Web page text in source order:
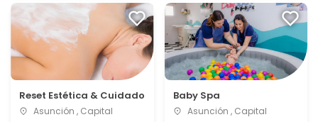
Reset Estética & Cuidado
Asunción , Capital
Baby Spa
Asunción , Capital